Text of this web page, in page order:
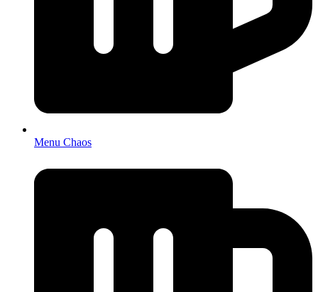
Menu Chaos